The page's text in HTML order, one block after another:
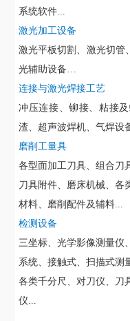
系统软件...
激光加工设备
激光平板切割、激光切管
光辅助设备…
连接与激光焊接工艺
冲压连接、铆接、粘接
渣、超声波焊机、气焊设
磨削工量具
各型面加工刀具、组合刀
刀具附件、磨床机械、各
材料、磨削配件及辅料...
检测设备
三坐标、光学影像测量仪
系统、接触式、扫描式测
各类千分尺、对刀仪、刀
仪...